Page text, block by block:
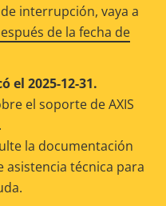
interrupción, vaya a
de la fecha de
el 2025-12-31.
el soporte de AXIS
.
la documentación
asistencia técnica para